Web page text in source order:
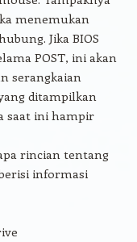
menemukan
Jika BIOS
POST, ini akan
serangkaian
ditampilkan
saat ini hampir
rincian tentang
informasi